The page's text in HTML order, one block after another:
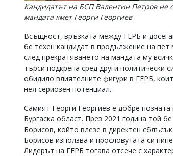
Кандидатът на БСП Валентин Петров не
мандата кмет Георги Георгиев
Всъщност, връзката между ГЕРБ и
бе техен кандидат в продължение на
след прекратяването на мандата му
търси подкрепа сред други политически
обидило влиятелните фигури в ГЕРБ,
нея сериозен потенциал.
Самият Георги Георгиев е добре
Бургаска област. През 2021 година той
Борисов, който влезе в директен
Борисов използва и прословутата си
Лидерът на ГЕРБ тогава отсече с